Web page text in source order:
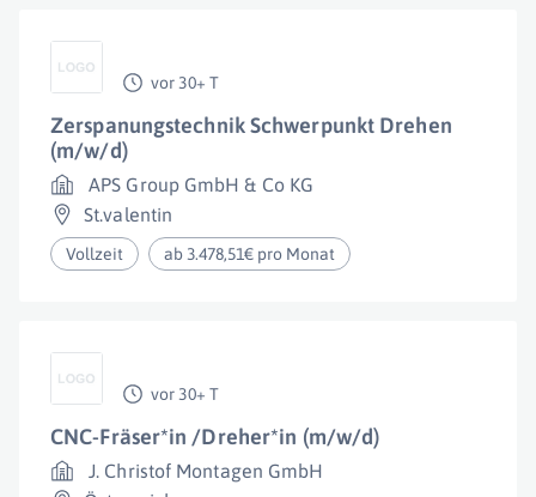
vor 30+ T
Zerspanungstechnik Schwerpunkt Drehen
(m/w/d)
APS Group GmbH & Co KG
St.valentin
Vollzeit ab 3.478,51€ pro Monat
vor 30+ T
CNC-Fräser*in /Dreher*in (m/w/d)
J. Christof Montagen GmbH